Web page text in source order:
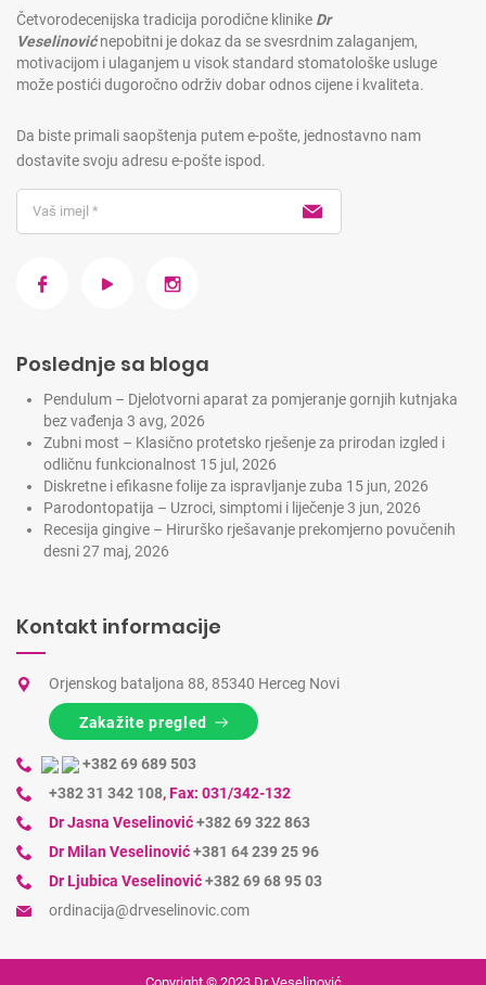
Četvorodecenijska tradicija porodične klinike Dr
Veselinovićnepobitni je dokaz da se svesrdnim zalaganjem,
motivacijom i ulaganjem u visok standard stomatološke usluge
može postići dugoročno održiv dobar odnos cijene i kvaliteta.
Da biste primali saopštenja putem e-pošte, jednostavno nam
dostavite svoju adresu e-pošte ispod.
Poslednje sa bloga
Pendulum – Djelotvorni aparat za pomjeranje gornjih kutnjaka
bez vađenja 3 avg, 2026
Zubni most – Klasično protetsko rješenje za prirodan izgled i
odličnu funkcionalnost 15 jul, 2026
Diskretne i efikasne folije za ispravljanje zuba 15 jun, 2026
Parodontopatija – Uzroci, simptomi i liječenje3 jun, 2026
Recesija gingive – Hirurško rješavanje prekomjerno povučenih
desni27 maj, 2026
Kontakt informacije
Orjenskog bataljona 88, 85340 Herceg Novi
Zakažite pregled
+382 69 689 503
+382 31 342 108,Fax: 031/342-132
Dr Jasna Veselinović+382 69 322 863
Dr Milan Veselinović+381 64 239 25 96
Dr Ljubica Veselinović+382 69 68 95 03
ordinacija@drveselinovic.com